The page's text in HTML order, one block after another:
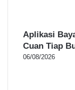
Aplikasi
Cuan Tiap
06/08/2026